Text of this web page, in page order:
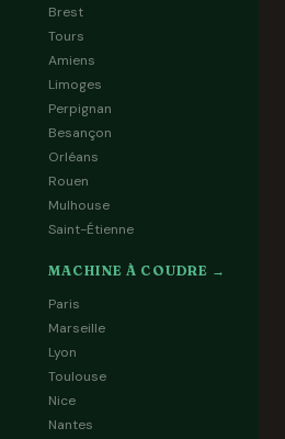
Brest
Tours
Amiens
Limoges
Perpignan
Besançon
Orléans
Rouen
Mulhouse
Saint-Étienne
MACHINE À COUDRE →
Paris
Marseille
Lyon
Toulouse
Nice
Nantes